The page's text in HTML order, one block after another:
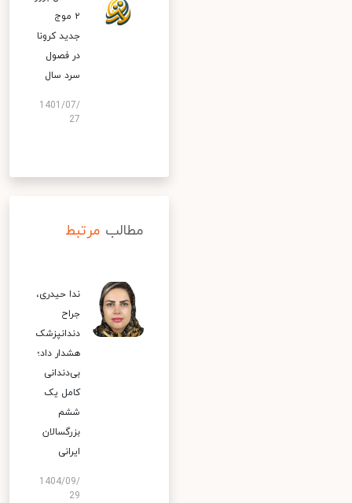
۲ موج
جدید کرونا
در فصول
سرد سال
1401/07/
27
مطالب مرتبط
ندا حیدری،
جراح
دندانپزشک
هشدار داد؛
بی‌دندانی
کامل یک
ششم
بزرگسالان
ایرانی
1404/09/
29